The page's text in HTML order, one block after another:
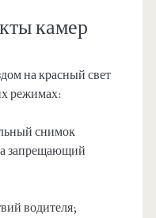
камер
на красный свет
режимах:
снимок
запрещающий
водителя;